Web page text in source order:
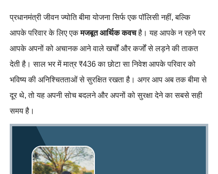
प्रधानमंत्री जीवन ज्योति बीमा योजना सिर्फ एक पॉलिसी नहीं, बल्कि
आपके परिवार के लिए एकमजबूत आर्थिक कवचहै। यह आपके न रहने पर
आपके अपनों को अचानक आने वाले खर्चों और कर्जों से लड़ने की ताकत
देती है। साल भर में मात्र ₹436 का छोटा सा निवेश आपके परिवार को
भविष्य की अनिश्चितताओं से सुरक्षित रखता है। अगर आप अब तक बीमा से
दूर थे, तो यह अपनी सोच बदलने और अपनों को सुरक्षा देने का सबसे सही
समय है।